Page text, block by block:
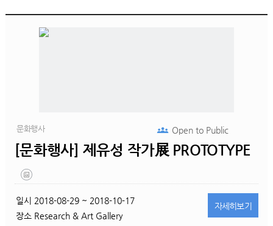
문화행사
[문화행사] 제유성 작가展 PROTOTYPE
Open toPublic
일시 2018-08-29 ~ 2018-10-17
장소 Research & Art Gallery
자세히보기